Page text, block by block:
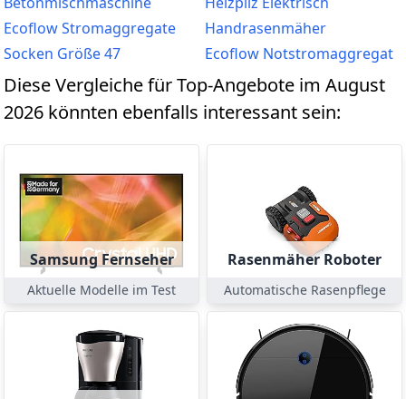
Ecoflow Stromaggregate
Handrasenmäher
Socken Größe 47
Ecoflow Notstromaggregat
Diese Vergleiche für Top-Angebote im August
2026 könnten ebenfalls interessant sein:
Samsung Fernseher
Aktuelle Modelle im Test
Rasenmäher Roboter
Automatische Rasenpflege